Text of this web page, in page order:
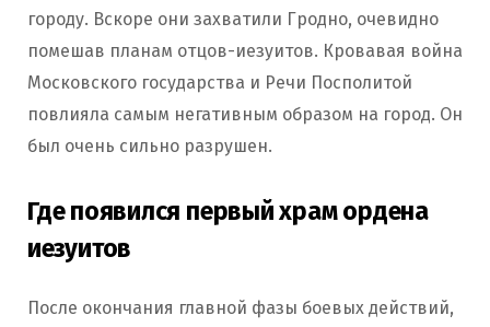
городу. Вскоре они захватили Гродно, очевидно
помешав планам отцов-иезуитов. Кровавая война
Московского государства и Речи Посполитой
повлияла самым негативным образом на город. Он
был очень сильно разрушен.
Где появился первый храм ордена
иезуитов
После окончания главной фазы боевых действий,